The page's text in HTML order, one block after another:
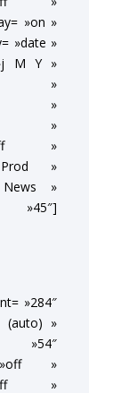
»on »
»date »
M Y »
»
»
»
»off »
Prod »
News »
»45″]
»284″
(auto) »
»off »
»off »